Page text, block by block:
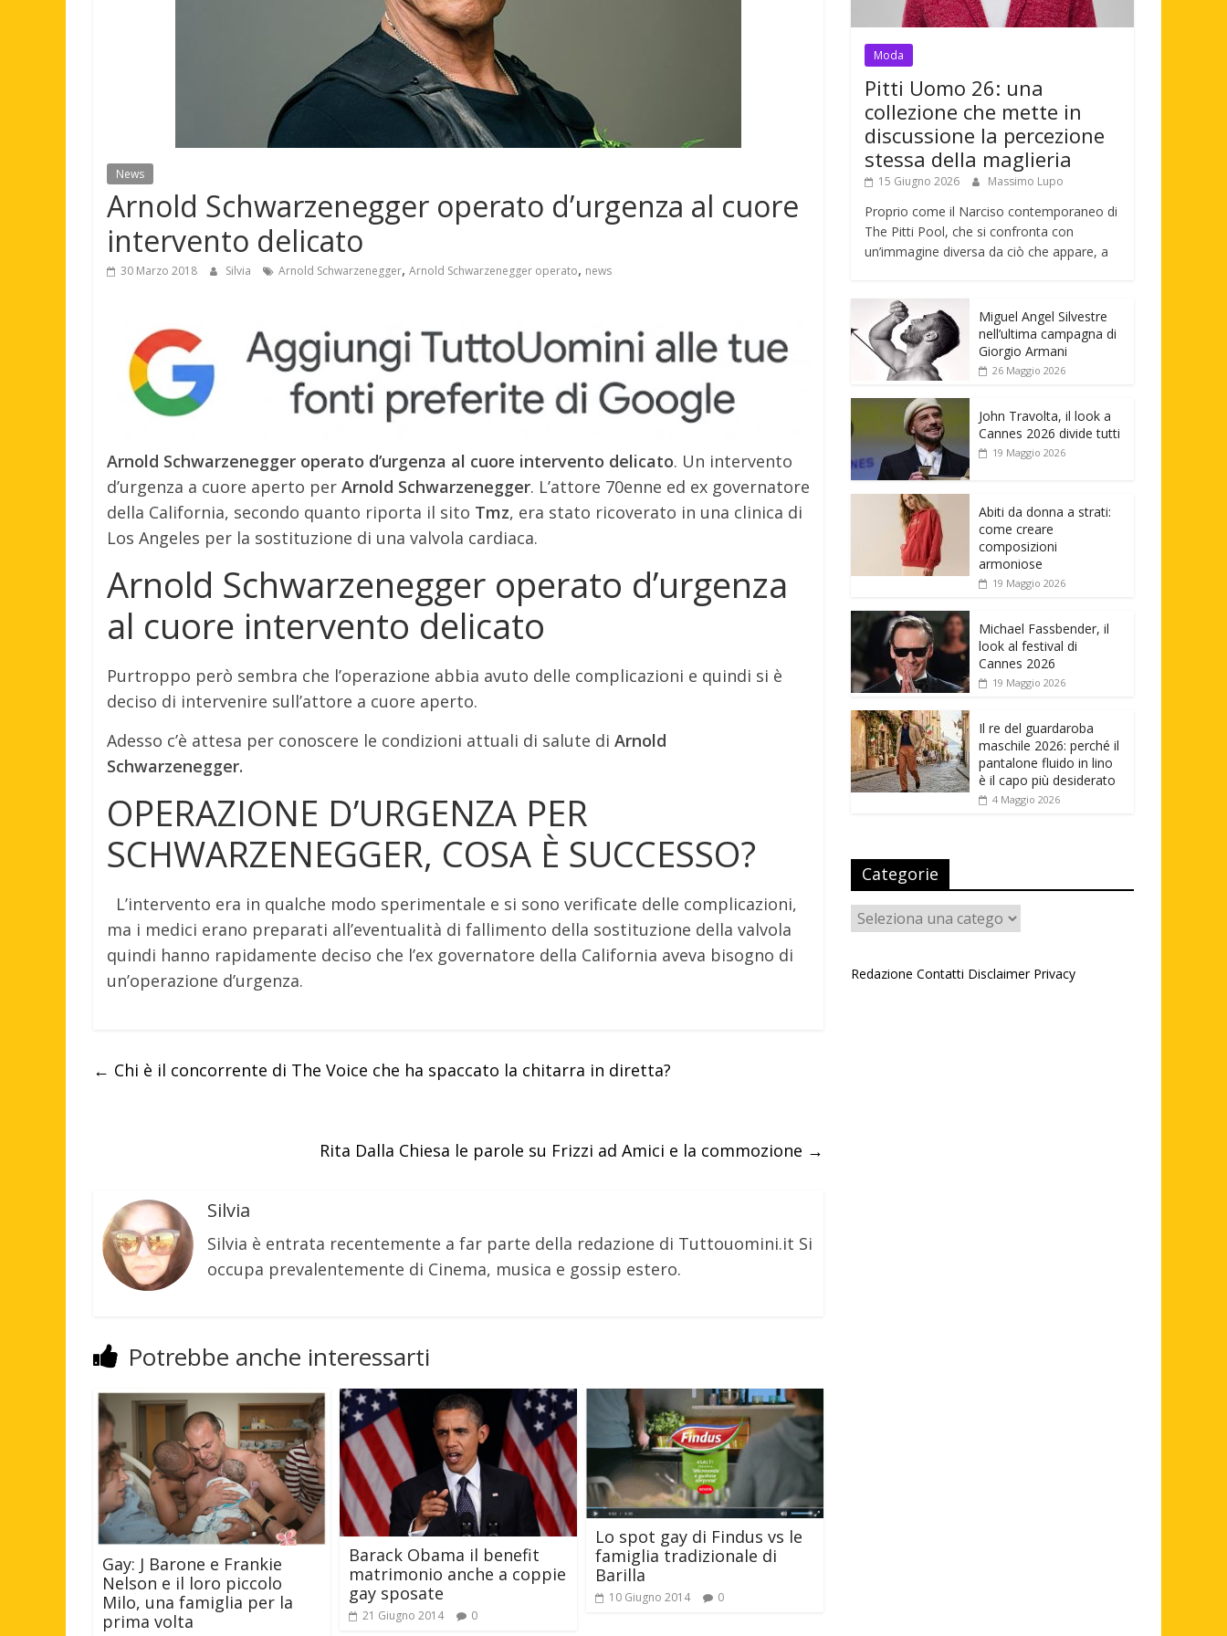
News
Arnold Schwarzenegger operato d’urgenza al cuore
intervento delicato
30 Marzo 2018 Silvia Arnold Schwarzenegger, Arnold Schwarzenegger operato, news
Arnold Schwarzenegger operato d’urgenza al cuore intervento delicato. Un intervento
d’urgenza a cuore aperto per Arnold Schwarzenegger. L’attore 70enne ed ex governatore
della California, secondo quanto riporta il sito Tmz, era stato ricoverato in una clinica di
Los Angeles per la sostituzione di una valvola cardiaca.
Arnold Schwarzenegger operato d’urgenza
al cuore intervento delicato
Purtroppo però sembra che l’operazione abbia avuto delle complicazioni e quindi si è
deciso di intervenire sull’attore a cuore aperto.
Adesso c’è attesa per conoscere le condizioni attuali di salute di Arnold
Schwarzenegger.
OPERAZIONE D’URGENZA PER
SCHWARZENEGGER, COSA È SUCCESSO?
L’intervento era in qualche modo sperimentale e si sono verificate delle complicazioni,
ma i medici erano preparati all’eventualità di fallimento della sostituzione della valvola
quindi hanno rapidamente deciso che l’ex governatore della California aveva bisogno di
un’operazione d’urgenza.
← Chi è il concorrente di The Voice che ha spaccato la chitarra in diretta?
Rita Dalla Chiesa le parole su Frizzi ad Amici e la commozione →
Silvia
Silvia è entrata recentemente a far parte della redazione di Tuttouomini.it Si
occupa prevalentemente di Cinema, musica e gossip estero.
Potrebbe anche interessarti
Gay: J Barone e Frankie
Nelson e il loro piccolo
Milo, una famiglia per la
prima volta
Barack Obama il benefit
matrimonio anche a coppie
gay sposate
21 Giugno 2014 0
Lo spot gay di Findus vs le
famiglia tradizionale di
Barilla
10 Giugno 2014 0
Moda
Pitti Uomo 26: una
collezione che mette in
discussione la percezione
stessa della maglieria
15 Giugno 2026 Massimo Lupo
Proprio come il Narciso contemporaneo di
The Pitti Pool, che si confronta con
un’immagine diversa da ciò che appare, a
Miguel Angel Silvestre
nell’ultima campagna di
Giorgio Armani
26 Maggio 2026
John Travolta, il look a
Cannes 2026 divide tutti
19 Maggio 2026
Abiti da donna a strati:
come creare
composizioni
armoniose
19 Maggio 2026
Michael Fassbender, il
look al festival di
Cannes 2026
19 Maggio 2026
Il re del guardaroba
maschile 2026: perché il
pantalone fluido in lino
è il capo più desiderato
4 Maggio 2026
Categorie
Categorie
Redazione Contatti Disclaimer Privacy